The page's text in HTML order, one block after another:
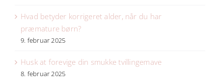
Hvad betyder korrigeret alder, når du har
præmature børn?
9. februar 2025
Husk at forevige din smukke tvillingemave
8. februar 2025